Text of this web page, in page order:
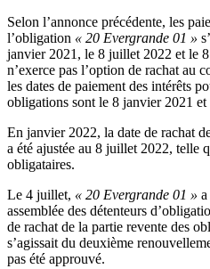
Selon l’annonce précédente, les
l’obligation « 20 Evergrande 01 »
janvier 2021, le 8 juillet 2022 et le
n’exerce pas l’option de rachat au
les dates de paiement des intérêts
obligations sont le 8 janvier 2021
En janvier 2022, la date de rachat
a été ajustée au 8 juillet 2022, telle
obligataires.
Le 4 juillet, « 20 Evergrande 01 »
assemblée des détenteurs
de rachat de la partie revente des
s’agissait du deuxième
pas été approuvé.